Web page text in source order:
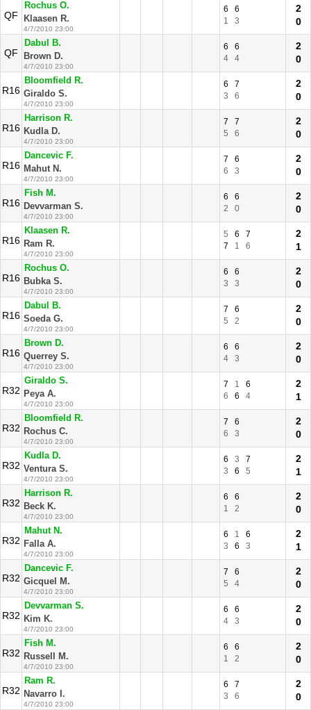
QF
Rochus O.
Klaasen R.
4/7/2010 23:00
6
6
1
3
2
0
QF
Dabul B.
Brown D.
4/7/2010 23:00
6
6
4
4
2
0
R16
Bloomfield R.
Giraldo S.
4/7/2010 23:00
6
7
3
6
2
0
R16
Harrison R.
Kudla D.
4/7/2010 23:00
7
7
5
6
2
0
R16
Dancevic F.
Mahut N.
4/7/2010 23:00
7
6
6
3
2
0
R16
Fish M.
Devvarman S.
4/7/2010 23:00
6
6
2
0
2
0
R16
Klaasen R.
Ram R.
4/7/2010 23:00
5 6
7
7
1 6
2
1
R16
Rochus O.
Bubka S.
4/7/2010 23:00
6
6
3
3
2
0
R16
Dabul B.
Soeda G.
4/7/2010 23:00
7
6
5
2
2
0
R16
Brown D.
Querrey S.
4/7/2010 23:00
6
6
4
3
2
0
R32
Giraldo S.
Peya A.
4/7/2010 23:00
7 1
6
6
6 4
2
1
R32
Bloomfield R.
Rochus C.
4/7/2010 23:00
7
6
6
3
2
0
R32
Kudla D.
Ventura S.
4/7/2010 23:00
6 3
7
3
6 5
2
1
R32
Harrison R.
Beck K.
4/7/2010 23:00
6
6
1
2
2
0
R32
Mahut N.
Falla A.
4/7/2010 23:00
6 1
6
3
6 3
2
1
R32
Dancevic F.
Gicquel M.
4/7/2010 23:00
7
6
5
4
2
0
R32
Devvarman S.
Kim K.
4/7/2010 23:00
6
6
4
3
2
0
R32
Fish M.
Russell M.
4/7/2010 23:00
6
6
1
2
2
0
R32
Ram R.
Navarro I.
4/7/2010 23:00
6
7
3
6
2
0